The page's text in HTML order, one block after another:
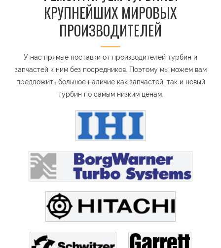
КРУПНЕЙШИХ МИРОВЫХ
ПРОИЗВОДИТЕЛЕЙ
У нас прямые поставки от производителей турбин и
запчастей к ним без посредников. Поэтому мы можем вам
предложить большое наличие как запчастей, так и новый
турбин по самым низким ценам.